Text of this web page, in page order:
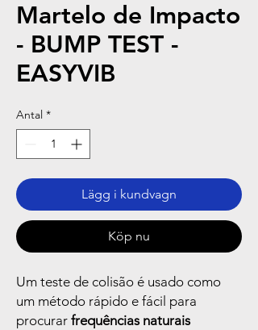
Martelo de Impacto
- BUMP TEST -
EASYVIB
Antal *
Lägg i kundvagn
Köp nu
Um teste de colisão é usado como
um método rápido e fácil para
procurar frequências naturais